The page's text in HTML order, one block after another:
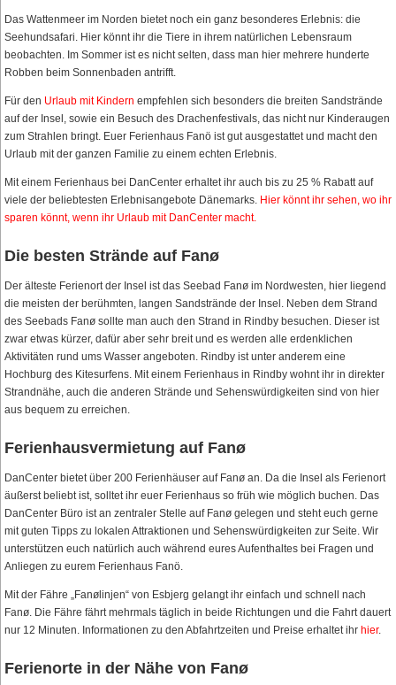
Das Wattenmeer im Norden bietet noch ein ganz besonderes Erlebnis: die
Seehundsafari. Hier könnt ihr die Tiere in ihrem natürlichen Lebensraum
beobachten. Im Sommer ist es nicht selten, dass man hier mehrere hunderte
Robben beim Sonnenbaden antrifft.
Für den Urlaub mit Kindern empfehlen sich besonders die breiten Sandstrände
auf der Insel, sowie ein Besuch des Drachenfestivals, das nicht nur Kinderaugen
zum Strahlen bringt. Euer Ferienhaus Fanö ist gut ausgestattet und macht den
Urlaub mit der ganzen Familie zu einem echten Erlebnis.
Mit einem Ferienhaus bei DanCenter erhaltet ihr auch bis zu 25 % Rabatt auf
viele der beliebtesten Erlebnisangebote Dänemarks. Hier könnt ihr sehen, wo ihr
sparen könnt, wenn ihr Urlaub mit DanCenter macht.
Die besten Strände auf Fanø
Der älteste Ferienort der Insel ist das Seebad Fanø im Nordwesten, hier liegend
die meisten der berühmten, langen Sandstrände der Insel. Neben dem Strand
des Seebads Fanø sollte man auch den Strand in Rindby besuchen. Dieser ist
zwar etwas kürzer, dafür aber sehr breit und es werden alle erdenklichen
Aktivitäten rund ums Wasser angeboten. Rindby ist unter anderem eine
Hochburg des Kitesurfens. Mit einem Ferienhaus in Rindby wohnt ihr in direkter
Strandnähe, auch die anderen Strände und Sehenswürdigkeiten sind von hier
aus bequem zu erreichen.
Ferienhausvermietung auf Fanø
DanCenter bietet über 200 Ferienhäuser auf Fanø an. Da die Insel als Ferienort
äußerst beliebt ist, solltet ihr euer Ferienhaus so früh wie möglich buchen. Das
DanCenter Büro ist an zentraler Stelle auf Fanø gelegen und steht euch gerne
mit guten Tipps zu lokalen Attraktionen und Sehenswürdigkeiten zur Seite. Wir
unterstützen euch natürlich auch während eures Aufenthaltes bei Fragen und
Anliegen zu eurem Ferienhaus Fanö.
Mit der Fähre „Fanølinjen“ von Esbjerg gelangt ihr einfach und schnell nach
Fanø. Die Fähre fährt mehrmals täglich in beide Richtungen und die Fahrt dauert
nur 12 Minuten. Informationen zu den Abfahrtzeiten und Preise erhaltet ihr hier.
Ferienorte in der Nähe von Fanø